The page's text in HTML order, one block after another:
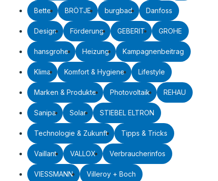
Bette BRÖTJE burgbad Danfoss
Design Förderung GEBERIT GROHE
hansgrohe Heizung Kampagnenbeitrag
Klima Komfort & Hygiene Lifestyle
Marken & Produkte Photovoltaik REHAU
Sanipa Solar STIEBEL ELTRON
Technologie & Zukunft Tipps & Tricks
Vaillant VALLOX Verbraucherinfos
VIESSMANN Villeroy + Boch